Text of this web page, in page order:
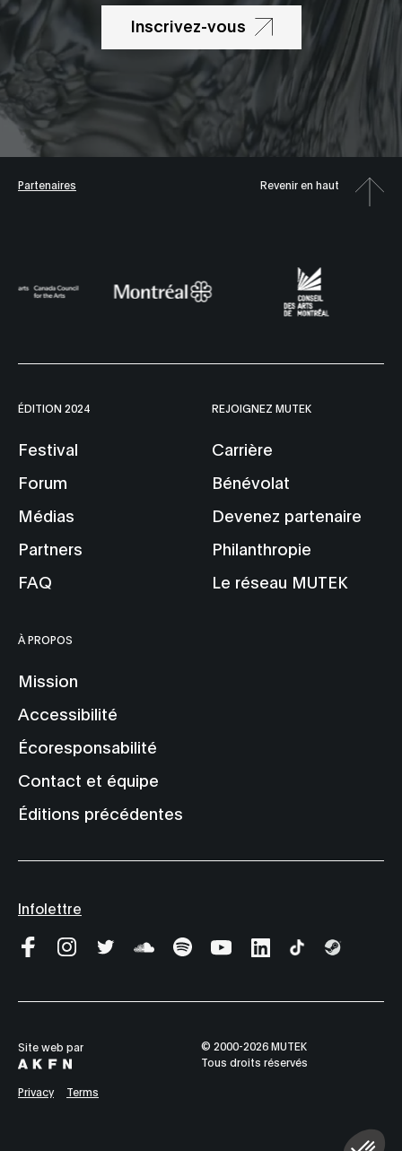
Inscrivez-vous
Partenaires Revenir en haut
ÉDITION 2024
Festival
Forum
Médias
Partners
FAQ
REJOIGNEZ MUTEK
Carrière
Bénévolat
Devenez partenaire
Philanthropie
Le réseau MUTEK
À PROPOS
Mission
Accessibilité
Écoresponsabilité
Contact et équipe
Éditions précédentes
Infolettre
Site web par
© 2000-2026 MUTEK
Tous droits réservés
Privacy Terms